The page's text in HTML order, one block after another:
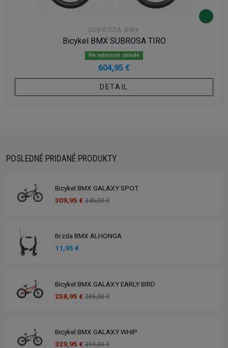
SUBROSA BMX
Bicykel BMX SUBROSA TIRO
Na externom sklade
604,95 €
DETAIL
POSLEDNÉ PRIDANÉ PRODUKTY
Bicykel BMX GALAXY SPOT
309,95 € 345,00 €
Brzda BMX ALHONGA
11,95 €
Bicykel BMX GALAXY EARLY BIRD
258,95 € 285,00 €
Bicykel BMX GALAXY WHIP
329,95 € 399,00 €